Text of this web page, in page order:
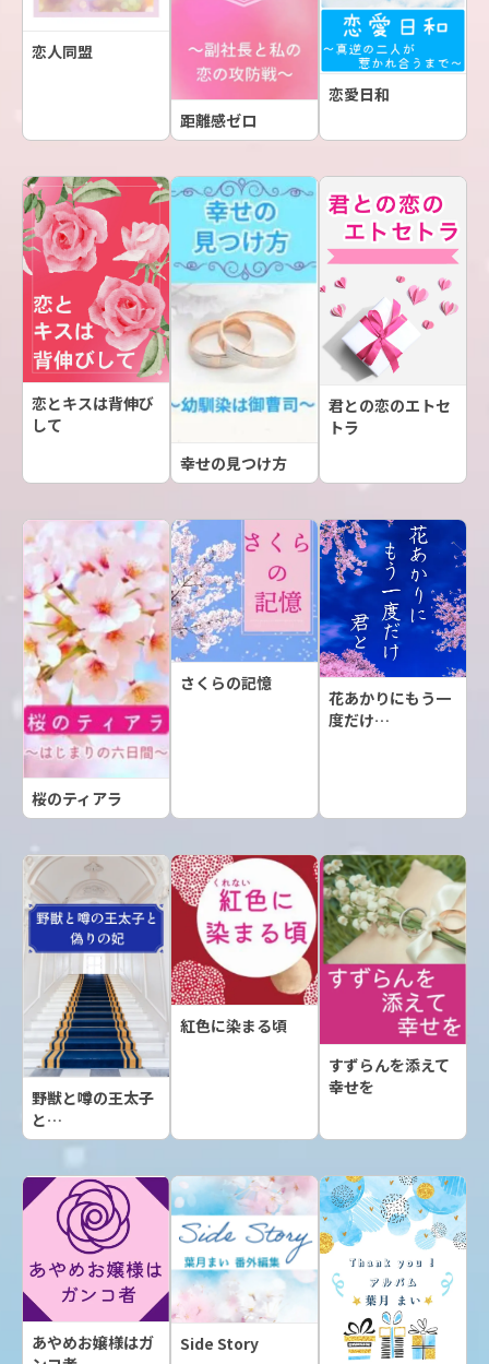
恋人同盟
距離感ゼロ
恋愛日和
恋とキスは背伸び
して
幸せの見つけ方
君との恋のエトセ
トラ
桜のティアラ
さくらの記憶
花あかりにもう一
度だけ…
野獣と噂の王太子
と…
紅色に染まる頃
すずらんを添えて
幸せを
あやめお嬢様はガ
Side Story